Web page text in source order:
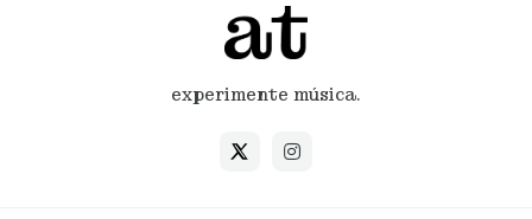
experimente música.